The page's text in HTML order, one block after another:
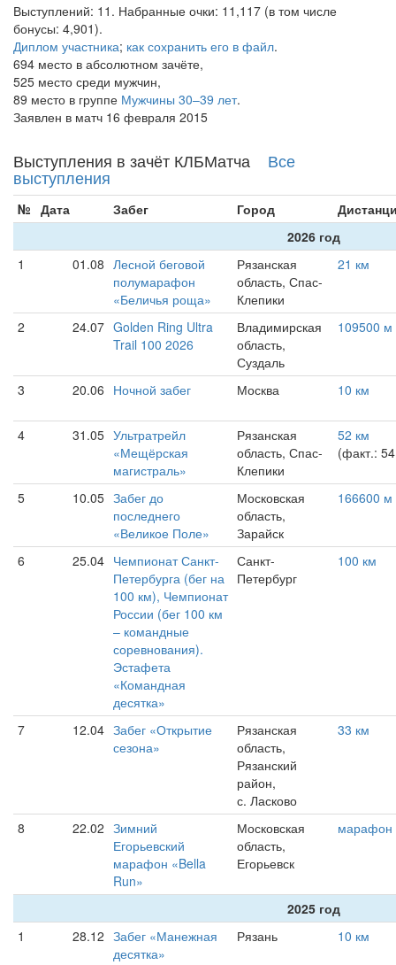
Выступлений: 11. Набранные очки: 11,117 (в том числе
бонусы: 4,901).
Диплом участника; как сохранить его в файл.
694 место в абсолютном зачёте,
525 место среди мужчин,
89 место в группе Мужчины 30–39 лет.
Заявлен в матч 16 февраля 2015
Выступления в зачёт КЛБМатча Все
выступления
№ Дата Забег Город
2026 год
1
01.08 Лесной беговой
полумарафон
«Беличья роща»
Рязанская
область, Спас-
Клепики
21 км
2 24.07 Golden Ring Ultra
Trail 100 2026
Владимирская
область,
Суздаль
109500 м
3 20.06 Ночной забег Москва 10 км
4 31.05 Ультратрейл
«Мещёрская
магистраль»
Рязанская
область, Спас-
Клепики
52 км
(факт.:
5 10.05 Забег до
последнего
«Великое Поле»
Московская
область,
Зарайск
166600 м
6 25.04 Чемпионат Санкт-
Петербурга (бег на
100 км), Чемпионат
России (бег 100 км
– командные
соревнования).
Эстафета
«Командная
десятка»
Санкт-
Петербург
100 км
7 12.04 Забег «Открытие
сезона»
Рязанская
область,
Рязанский
район,
с. Ласково
33 км
8 22.02 Зимний
Егорьевский
марафон «Bella
Run»
Московская
область,
Егорьевск
марафон
2025 год
1
28.12 Забег «Манежная
десятка»
Рязань 10 км